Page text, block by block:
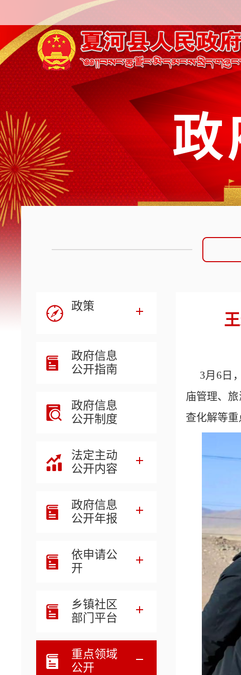
政
政策
政府信息
公开指南
政府信息
公开制度
法定主动
公开内容
政府信息
公开年报
依申请公
开
乡镇社区
部门平台
重点领域
公开
3月6日
庙管理、
查化解等重